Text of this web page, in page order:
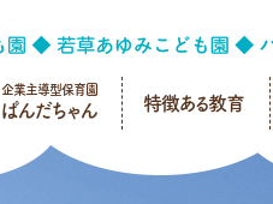
企業主導型保育園
ぱんだちゃん 特徴ある教育